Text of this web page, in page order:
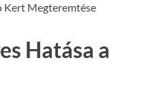
Kert Megteremtése
Hatása a